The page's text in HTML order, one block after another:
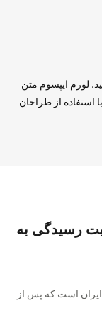
لورم ایپسوم متن
استفاده از طراحان
رسیدگی به
است که پس از